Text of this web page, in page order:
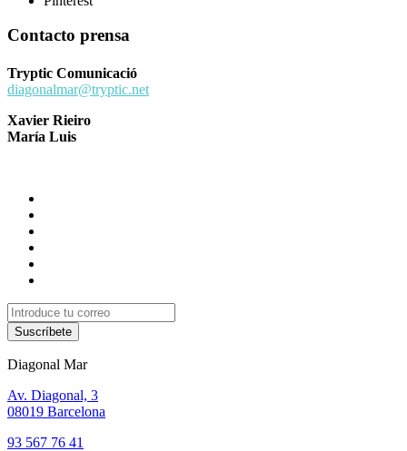
Contacto prensa
Tryptic Comunicació
diagonalmar@tryptic.net
Xavier Rieiro
María Luis
Suscríbete
Diagonal Mar
Av. Diagonal, 3
08019 Barcelona
93 567 76 41